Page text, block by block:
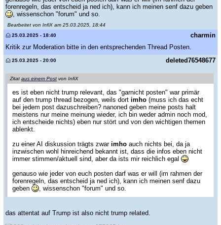
forenregeln, das entscheid ja ned ich), kann ich meinen senf dazu geben
, wissenschon "forum" und so.
Bearbeitet von InfiX am 25.03.2025, 18:44
charmin
25.03.2025 - 18:40
Kritik zur Moderation bitte in den entsprechenden Thread Posten.
deleted76548677
25.03.2025 - 20:00
Zitat aus einem Post von InfiX
es ist eben nicht trump relevant, das "garnicht posten" war primär
auf den trump thread bezogen, weils dort imho (muss ich das echt
bei jedem post dazuschreiben? nanoned geben meine posts halt
meistens nur meine meinung wieder, ich bin weder admin noch mod,
ich entscheide nichts) eben nur stört und von den wichtigen themen
ablenkt.
zu einer AI diskussion trägts zwar imho auch nichts bei, da ja
inzwischen wohl hinreichend bekannt ist, dass die infos eben nicht
immer stimmen/aktuell sind, aber da ists mir reichlich egal
genauso wie jeder von euch posten darf was er will (im rahmen der
forenregeln, das entscheid ja ned ich), kann ich meinen senf dazu
geben
, wissenschon "forum" und so.
das attentat auf Trump ist also nicht trump related.